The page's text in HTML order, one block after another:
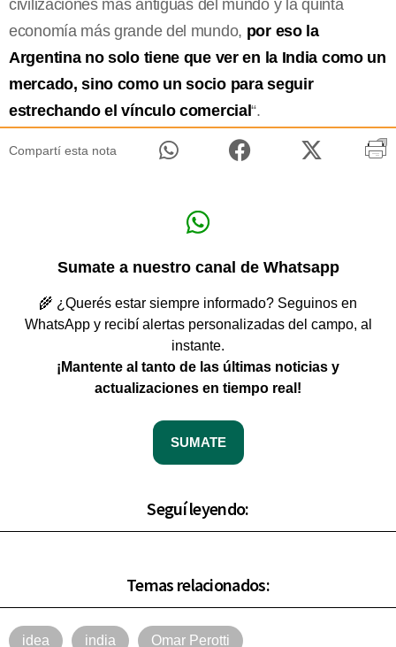
civilizaciones más antiguas del mundo y la quinta
economía más grande del mundo, por eso la
Argentina no solo tiene que ver en la India como un
mercado, sino como un socio para seguir
estrechando el vínculo comercial“.
Compartí esta nota
Sumate a nuestro canal de Whatsapp
🌾 ¿Querés estar siempre informado? Seguinos en
WhatsApp y recibí alertas personalizadas del campo, al
instante.
¡Mantente al tanto de las últimas noticias y
actualizaciones en tiempo real!
SUMATE
Seguí leyendo:
Temas relacionados:
idea india Omar Perotti